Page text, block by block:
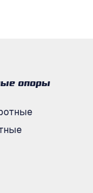
опоры